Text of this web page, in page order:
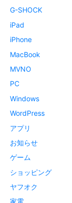
G-SHOCK
iPad
iPhone
MacBook
MVNO
PC
Windows
WordPress
アプリ
お知らせ
ゲーム
ショッピング
ヤフオク